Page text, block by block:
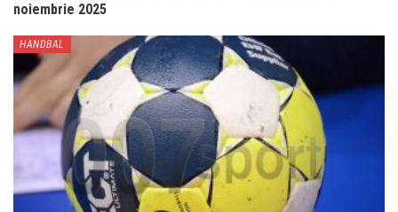
noiembrie 2025
HANDBAL